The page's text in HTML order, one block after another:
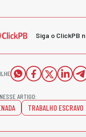
Siga o ClickPB
ARTIGO:
TRABALHO ESCRAVO